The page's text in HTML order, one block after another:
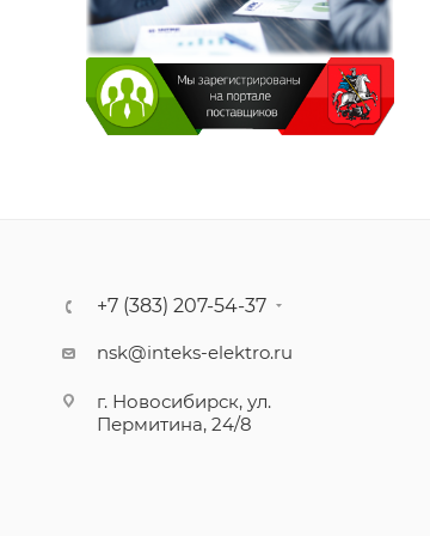
+7 (383) 207-54-37
nsk@inteks-elektro.ru
г. Новосибирск, ул.
Пермитина, 24/8